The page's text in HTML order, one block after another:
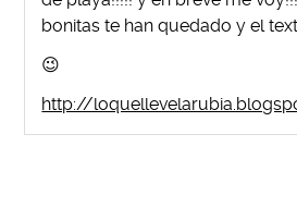
bonitas te han quedado y el
😉
http://